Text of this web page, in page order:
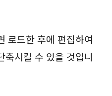
로드한 후에 편집하여
축시킬 수 있을 것입니